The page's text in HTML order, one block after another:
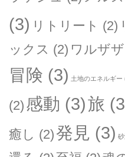
(3) リトリート (2)
ックス (2) ワルザ
冒険 (3) 土地のエネルギー
(2) 感動 (3)旅
癒し (2) 発見 (3)